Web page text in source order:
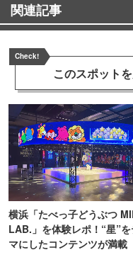
関連記事
Check!
このスポット
横浜「たべっ子どうぶつ
LAB.」を体験レポ！“星”
マにしたコンテンツが満載